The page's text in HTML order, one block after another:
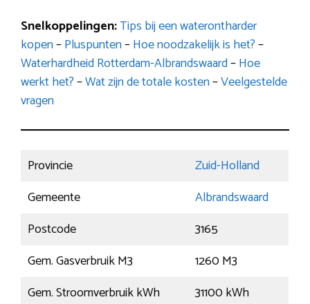
Snelkoppelingen:Tips bij een waterontharder
kopen–Pluspunten–Hoe noodzakelijk is het?–
Waterhardheid Rotterdam-Albrandswaard–Hoe
werkt het?–Wat zijn de totale kosten–Veelgestelde
vragen
Provincie
Zuid-Holland
Gemeente
Albrandswaard
Postcode
3165
Gem. Gasverbruik M3
1260 M3
Gem. Stroomverbruik kWh
31100 kWh